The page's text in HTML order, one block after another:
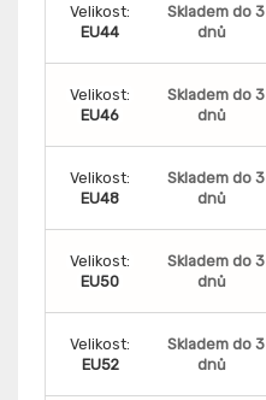
Velikost:
EU44
Skladem do 3
dnů
Velikost:
EU46
Skladem do 3
dnů
Velikost:
EU48
Skladem do 3
dnů
Velikost:
EU50
Skladem do 3
dnů
Velikost:
EU52
Skladem do 3
dnů